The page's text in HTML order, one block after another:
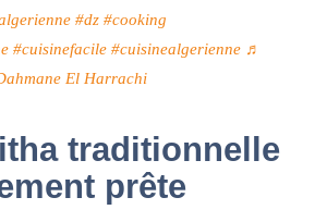
#dz #cooking
#cuisinefacile #cuisinealgerienne ♬
El Harrachi
traditionnelle
prête